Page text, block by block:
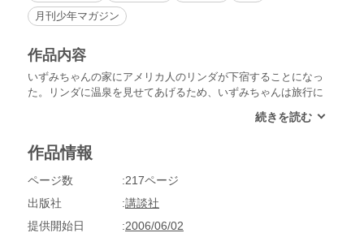
月刊少年マガジン
作品内容
いずみちゃんの家にアメリカ人のリンダが下宿することになっ
た。リンダに温泉を見せてあげるため、いずみちゃんは旅行に
か嫌な予感!?旅館でこの道ひとすじの三助名人を見たリンダ
けもなく…!?
作品情報
ページ数
217ページ
出版社
講談社
提供開始日
2006/06/02